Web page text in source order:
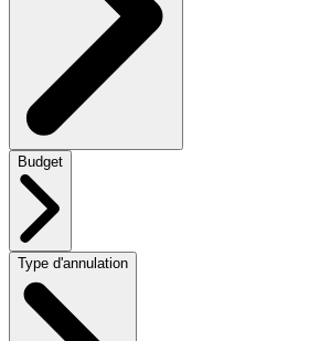
Budget
Type d'annulation